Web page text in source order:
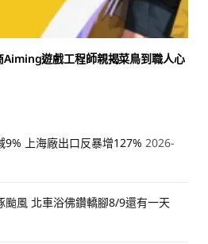
Aiming遊戲工程師親揭菜鳥到職人心
上海廠出口反暴增127% 2026-
颱風 北車浴佛鑽轎腳8/9還有一天